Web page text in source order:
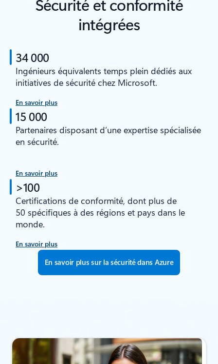
intégrées
34 000
Ingénieurs équivalents temps plein dédiés aux
initiatives de sécurité chez Microsoft.
En savoir plus
15 000
Partenaires disposant d’une expertise spécialisée
en sécurité.
En savoir plus
>100
Certifications de conformité, dont plus de
50 spécifiques à des régions et pays dans le
monde.
En savoir plus
En savoir plus sur la sécurité dans Azure